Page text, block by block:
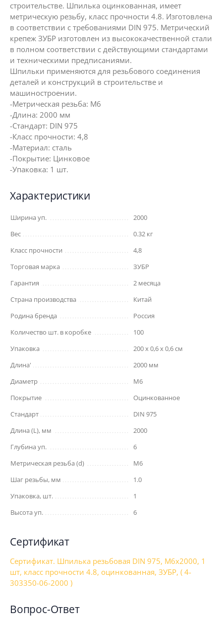
строительстве. Шпилька оцинкованная, имеет
метрическую резьбу, класс прочности 4.8. Изготовлена
в соответствии с требованиями DIN 975. Метрический
крепеж ЗУБР изготовлен из высококачественной стали
в полном соответствии с действующими стандартами
и техническими предписаниями.
Шпильки применяются для резьбового соединения
деталей и конструкций в строительстве и
машиностроении.
-Метрическая резьба: М6
-Длина: 2000 мм
-Стандарт: DIN 975
-Класс прочности: 4,8
-Материал: сталь
-Покрытие: Цинковое
-Упаковка: 1 шт.
Характеристики
Ширина уп.
2000
Вес
0.32 кг
Класс прочности
4,8
Торговая марка
ЗУБР
Гарантия
2 месяца
Страна производства
Китай
Родина бренда
Россия
Количество шт. в коробке
100
Упаковка
200 x 0,6 x 0,6 см
Длина'
2000 мм
Диаметр
M6
Покрытие
Оцинкованное
Стандарт
DIN 975
Длина (L), мм
2000
Глубина уп.
6
Метрическая резьба (d)
М6
Шаг резьбы, мм
1.0
Упаковка, шт.
1
Высота уп.
6
Сертификат
Сертификат. Шпилька резьбовая DIN 975, М6x2000, 1
шт, класс прочности 4.8, оцинкованная, ЗУБР, ( 4-
303350-06-2000 )
Вопрос-Ответ